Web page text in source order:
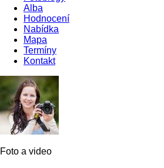
Alba
Hodnocení
Nabídka
Mapa
Termíny
Kontakt
Foto a video